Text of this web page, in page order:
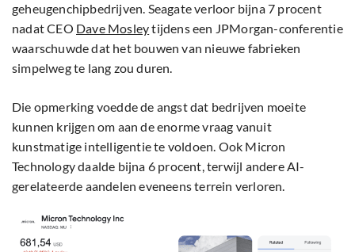
geheugenchipbedrijven. Seagate verloor bijna 7 procent
nadat CEO Dave Mosleytijdens een JPMorgan-conferentie
waarschuwde dat het bouwen van nieuwe fabrieken
simpelweg te lang zou duren.
Die opmerking voedde de angst dat bedrijven moeite
kunnen krijgen om aan de enorme vraag vanuit
kunstmatige intelligentie te voldoen. Ook Micron
Technology daalde bijna 6 procent, terwijl andere AI-
gerelateerde aandelen eveneens terrein verloren.